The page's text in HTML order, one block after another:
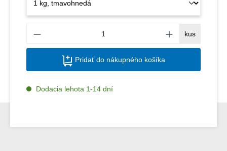
kus
Pridať do nákupného košíka
Dodacia lehota 1-14 dní